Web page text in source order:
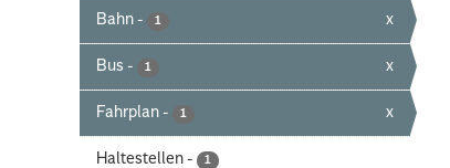
Bahn - 1 x
Bus - 1 x
Fahrplan - 1 x
Haltestellen - 1